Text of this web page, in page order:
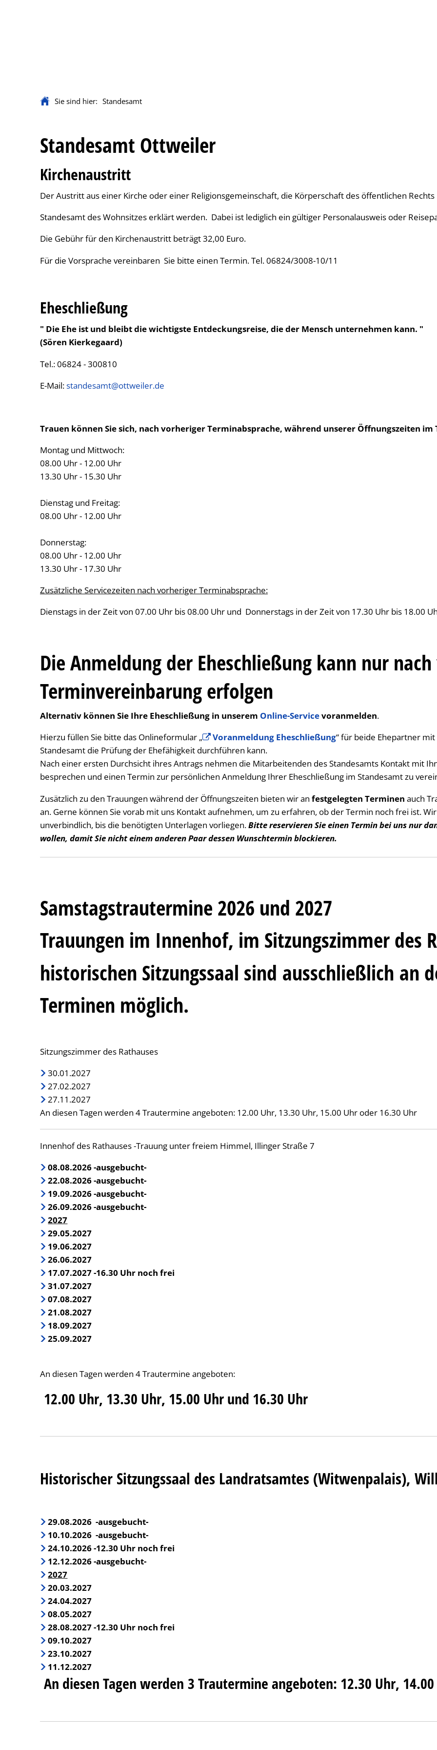
Sie sind hier: Standesamt
Standesamt
Standesamt Ottweiler
Kirchenaustritt
Der Austritt aus einer Kirche oder einer Religionsgemeinschaft, die Körperschaft des öffentlichen
Standesamt des Wohnsitzes erklärt werden. Dabei ist lediglich ein gültiger Personalausweis oder
Die Gebühr für den Kirchenaustritt beträgt 32,00 Euro.
Für die Vorsprache vereinbaren Sie bitte einen Termin. Tel. 06824/3008-10/11
Eheschließung
" Die Ehe ist und bleibt die wichtigste Entdeckungsreise, die der Mensch unternehmen kann. "
(Sören Kierkegaard)
Tel.: 06824 - 300810
E-Mail:standesamt@ottweiler.de
Trauen können Sie sich, nach vorheriger Terminabsprache, während unserer Öffnungszeiten im
Montag und Mittwoch:
08.00 Uhr - 12.00 Uhr
13.30 Uhr - 15.30 Uhr
Dienstag und Freitag:
08.00 Uhr - 12.00 Uhr
Donnerstag:
08.00 Uhr - 12.00 Uhr
13.30 Uhr - 17.30 Uhr
Zusätzliche Servicezeiten nach vorheriger Terminabsprache:
Dienstags in der Zeit von 07.00 Uhr bis 08.00 Uhr und Donnerstags in der Zeit von 17.30 Uhr bis 18.00
Die Anmeldung der Eheschließung kann nur
Terminvereinbarung erfolgen
Alternativ können Sie Ihre Eheschließung in unserem Online-Servicevoranmelden.
Hierzu füllen Sie bitte das Onlineformular „
Voranmeldung Eheschließung“ für beide Ehepartner
Standesamt die Prüfung der Ehefähigkeit durchführen kann.
Nach einer ersten Durchsicht ihres Antrags nehmen die Mitarbeitenden des Standesamts Kontakt mit
besprechen und einen Termin zur persönlichen Anmeldung Ihrer Eheschließung im Standesamt zu
Zusätzlich zu den Trauungen während der Öffnungszeiten bieten wir an festgelegten Terminen auch
an. Gerne können Sie vorab mit uns Kontakt aufnehmen, um zu erfahren, ob der Termin noch frei ist.
unverbindlich, bis die benötigten Unterlagen vorliegen.Bitte reservieren Sie einen Termin bei uns nur
wollen, damit Sie nicht einem anderen Paar dessen Wunschtermin blockieren.
Samstagstrautermine 2026 und 2027
Trauungen im Innenhof, im Sitzungszimmer des
historischen Sitzungssaal sind ausschließlich an
Terminen möglich.
Sitzungszimmer des Rathauses
30.01.2027
27.02.2027
27.11.2027
An diesen Tagen werden 4 Trautermine angeboten: 12.00 Uhr, 13.30 Uhr, 15.00 Uhr oder 16.30 Uhr
Innenhof des Rathauses -Trauung unter freiem Himmel, Illinger Straße 7
08.08.2026 -ausgebucht-
22.08.2026 -ausgebucht-
19.09.2026 -ausgebucht-
26.09.2026 -ausgebucht-
2027
29.05.2027
19.06.2027
26.06.2027
17.07.2027 -16.30 Uhr noch frei
31.07.2027
07.08.2027
21.08.2027
18.09.2027
25.09.2027
An diesen Tagen werden 4 Trautermine angeboten:
12.00 Uhr, 13.30 Uhr, 15.00 Uhr und 16.30 Uhr
Historischer Sitzungssaal des Landratsamtes (Witwenpalais),
29.08.2026 -ausgebucht-
10.10.2026 -ausgebucht-
24.10.2026 -12.30 Uhr noch frei
12.12.2026 -ausgebucht-
2027
20.03.2027
24.04.2027
08.05.2027
28.08.2027 -12.30 Uhr noch frei
09.10.2027
23.10.2027
11.12.2027
An diesen Tagen werden 3 Trautermine angeboten: 12.30 Uhr,